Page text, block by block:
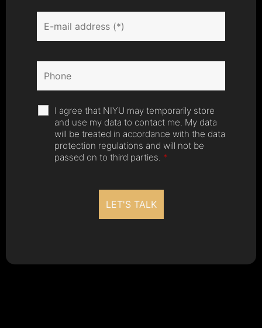
I agree that NIYU may temporarily store
and use my data to contact me. My data
will be treated in accordance with the data
protection regulations and will not be
passed on to third parties. *